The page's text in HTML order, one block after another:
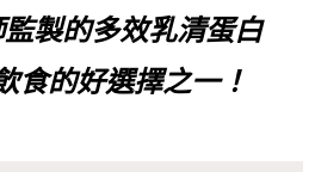
製的多效乳清蛋白
食的好選擇之一！